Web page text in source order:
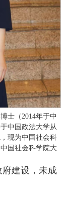
士（ 2014年于中
中国政法大学从
现为中国社会科
国社会科学院大
建设，未成